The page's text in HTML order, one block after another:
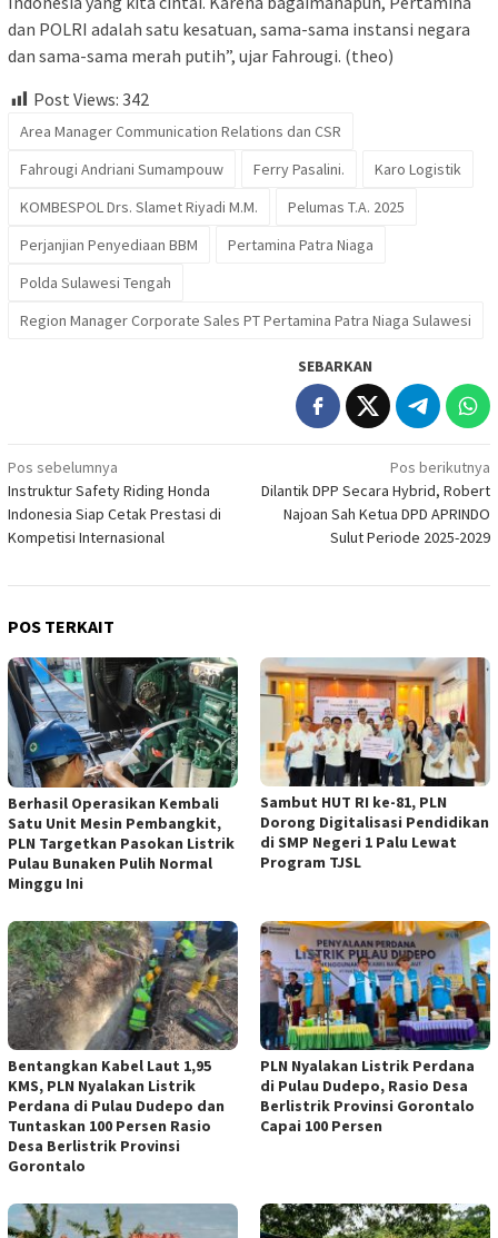
dan POLRI adalah satu kesatuan, sama-sama instansi negara
dan sama-sama merah putih”, ujar Fahrougi. (theo)
Post Views: 342
Area Manager Communication Relations dan CSR
Fahrougi Andriani Sumampouw
Ferry Pasalini.
Karo Logistik
KOMBESPOL Drs. Slamet Riyadi M.M.
Pelumas T.A. 2025
Perjanjian Penyediaan BBM
Pertamina Patra Niaga
Polda Sulawesi Tengah
Region Manager Corporate Sales PT Pertamina Patra Niaga Sulawesi
SEBARKAN
Navigasi
pos
Pos sebelumnya
Instruktur Safety Riding Honda
Indonesia Siap Cetak Prestasi di
Kompetisi Internasional
Pos berikutnya
Dilantik DPP Secara Hybrid, Robert
Najoan Sah Ketua DPD APRINDO
Sulut Periode 2025-2029
POS TERKAIT
Berhasil Operasikan Kembali
Satu Unit Mesin Pembangkit,
PLN Targetkan Pasokan Listrik
Pulau Bunaken Pulih Normal
Minggu Ini
Sambut HUT RI ke-81, PLN
Dorong Digitalisasi Pendidikan
di SMP Negeri 1 Palu Lewat
Program TJSL
Bentangkan Kabel Laut 1,95
KMS, PLN Nyalakan Listrik
Perdana di Pulau Dudepo dan
Tuntaskan 100 Persen Rasio
Desa Berlistrik Provinsi
Gorontalo
PLN Nyalakan Listrik Perdana
di Pulau Dudepo, Rasio Desa
Berlistrik Provinsi Gorontalo
Capai 100 Persen